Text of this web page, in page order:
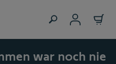
war noch nie